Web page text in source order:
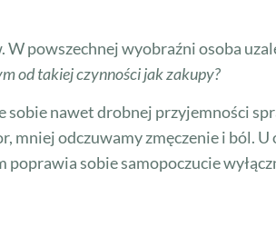
powszechnej wyobraźni osoba
od takiej czynności jak zakupy?
sobie nawet drobnej przyjemności
mniej odczuwamy zmęczenie i ból. U
sobie samopoczucie